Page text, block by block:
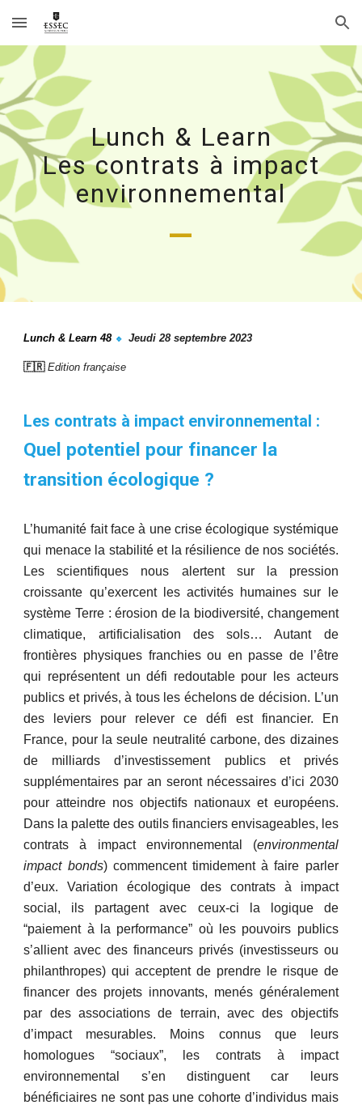
Skip to main content Skip to navigation
Lunch & Learn
Les contrats à impact
environnemental
_
Lunch & Learn 48 🔹 Jeudi 28 septembre 2023
🇫🇷Edition française
Les contrats à impact environnemental :
Quel potentiel pour financer la
transition écologique ?
L’humanité fait face à une crise écologique systémique
qui menace la stabilité et la résilience de nos sociétés.
Les scientifiques nous alertent sur la pression
croissante qu’exercent les activités humaines sur le
système Terre : érosion de la biodiversité, changement
climatique, artificialisation des sols… Autant de
frontières physiques franchies ou en passe de l’être
qui représentent un défi redoutable pour les acteurs
publics et privés, à tous les échelons de décision. L’un
des leviers pour relever ce défi est financier. En
France, pour la seule neutralité carbone, des dizaines
de milliards d’investissement publics et privés
supplémentaires par an seront nécessaires d’ici 2030
pour atteindre nos objectifs nationaux et européens.
Dans la palette des outils financiers envisageables, les
contrats à impact environnemental (environmental
impact bonds) commencent timidement à faire parler
d’eux. Variation écologique des contrats à impact
social, ils partagent avec ceux-ci la logique de
“paiement à la performance” où les pouvoirs publics
s’allient avec des financeurs privés (investisseurs ou
philanthropes) qui acceptent de prendre le risque de
financer des projets innovants, menés généralement
par des associations de terrain, avec des objectifs
d’impact mesurables. Moins connus que leurs
homologues “sociaux”, les contrats à impact
environnemental s’en distinguent car leurs
bénéficiaires ne sont pas une cohorte d’individus mais